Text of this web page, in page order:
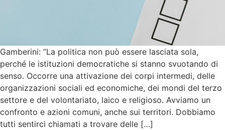
Gamberini: “La politica non può essere lasciata sola,
perché le istituzioni democratiche si stanno svuotando di
senso. Occorre una attivazione dei corpi intermedi, delle
organizzazioni sociali ed economiche, dei mondi del terzo
settore e del volontariato, laico e religioso. Avviamo un
confronto e azioni comuni, anche sui territori. Dobbiamo
tutti sentirci chiamati a trovare delle […]